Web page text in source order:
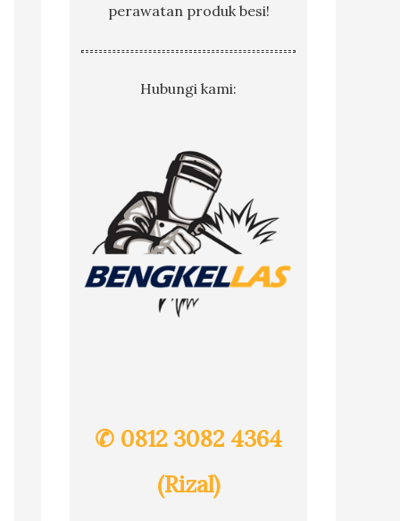
perawatan produk besi!
Hubungi kami:
✆ 0812 3082 4364
(Rizal)